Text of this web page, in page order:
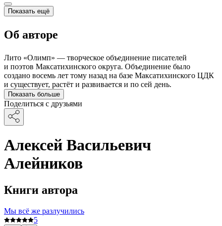
Показать ещё
Об авторе
Лито «Олимп» — творческое объединение писателей
и поэтов Максатихинского округа. Объединение было
создано восемь лет тому назад на базе Максатихинского ЦДК
и существует, растёт и развивается и по сей день.
Показать больше
Поделиться с друзьями
Алексей Васильевич
Алейников
Книги автора
Мы всё же разлучились
5